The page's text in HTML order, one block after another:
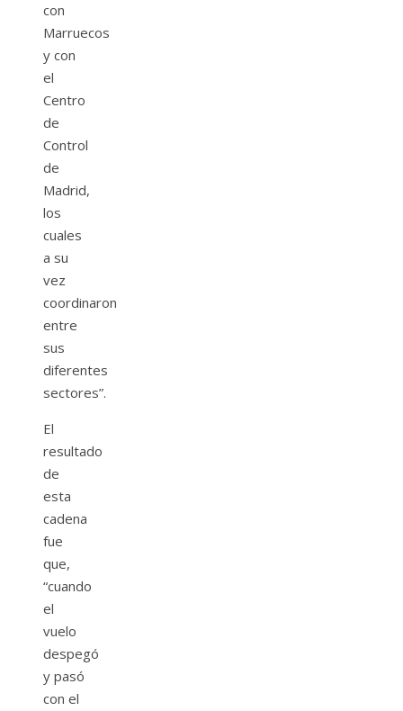
con
Marruecos
y con
el
Centro
de
Control
de
Madrid,
los
cuales
a su
vez
coordinaron
entre
sus
diferentes
sectores”.
El
resultado
de
esta
cadena
fue
que,
“cuando
el
vuelo
despegó
y pasó
con el